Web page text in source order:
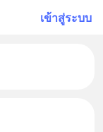
เข้าสู่ระบบ